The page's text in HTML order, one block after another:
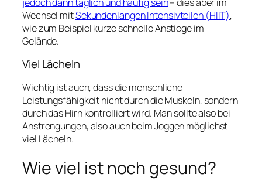
Wechsel mitSekundenlangen Intensivteilen (HIIT),
wie zum Beispiel kurze schnelle Anstiege im
Gelände.
Viel Lächeln
Wichtig ist auch, dass die menschliche
Leistungsfähigkeit nicht durch die Muskeln, sondern
durch das Hirn kontrolliert wird. Man sollte also bei
Anstrengungen, also auch beim Joggen möglichst
viel Lächeln.
Wie viel ist noch gesund?